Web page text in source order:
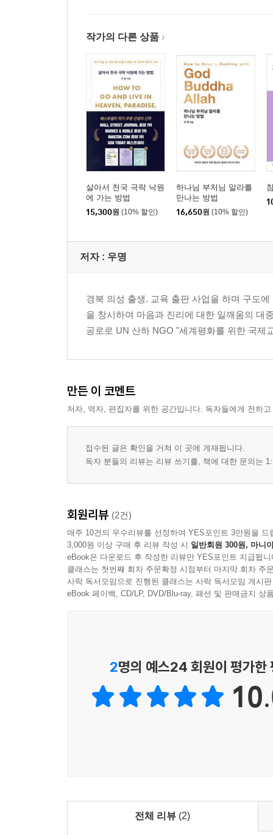
작가의 다른 상품
살아서 천국 극락 낙원
에 가는 방법
15,300원 (10% 할인)
하나님 부처님 알라를
만나는 방법
16,650원 (10% 할인)
저자 : 우명
경북 의성 출생. 교육 출판 사업을 하며 구도
을 창시하여 마음과 진리에 대한 일깨움의 대
공로로 UN 산하 NGO "세계평화를 위한 국제
만든 이 코멘트
저자, 역자, 편집자를 위한 공간입니다. 독자들에게 전하
접수된 글은 확인을 거쳐 이 곳에 게재됩니다.
독자 분들의 리뷰는 리뷰 쓰기를, 책에 대한 문의는
회원리뷰 (2건)
매주 10건의 우수리뷰를 선정하여 YES포인트 3만원을 드
3,000원 이상 구매 후 리뷰 작성 시 일반회원 300원, 마니
eBook은 다운로드 후 작성한 리뷰만 YES포인트 지급됩니
클래스는 첫번째 회차 주문확정 시점부터 마지막 회차 주
사락 독서모임으로 진행된 클래스는 사락 독서모임 게시
eBook 페이백, CD/LP, DVD/Blu-ray, 패션 및 판매금지 상
2명의 예스24 회원이 평가한
전체 리뷰 (2)